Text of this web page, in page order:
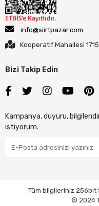
info@siirtpazar.com
Kooperatif Mahallesi
Bizi Takip Edin
Kampanya, duyuru,
istiyorum.
Tüm bilgileriniz 256bit
© 2024